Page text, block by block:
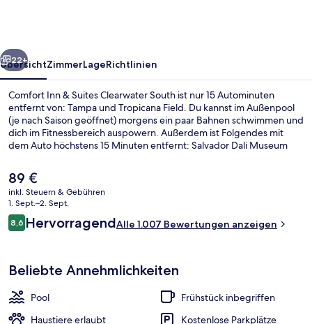
Weiter
22+
ÜbersichtZimmerLageRichtlinien
Comfort Inn & Suites Clearwater South ist nur 15 Autominuten
entfernt von: Tampa und Tropicana Field. Du kannst im Außenpool
(je nach Saison geöffnet) morgens ein paar Bahnen schwimmen und
dich im Fitnessbereich auspowern. Außerdem ist Folgendes mit
dem Auto höchstens 15 Minuten entfernt: Salvador Dali Museum
Personal und die Lage sehr gut.
Der
aktuelle
Preis
beträgt
89 €.
89 €
inkl. Steuern & Gebühren
1. Sept.–2. Sept.
Bewertungen
8,68,6 von 10.
HervorragendAlle 1.007 Bewertungen anzeigen
Beliebte Annehmlichkeiten
Pool
Frühstück inbegriffen
Haustiere erlaubt
Kostenlose Parkplätze